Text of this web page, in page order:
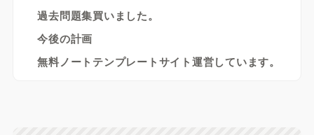
過去問題集買いました。
今後の計画
無料ノートテンプレートサイト運営しています。